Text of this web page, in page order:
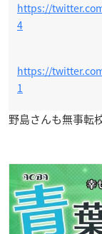
https://
4
https://
1
野島さんも無事転